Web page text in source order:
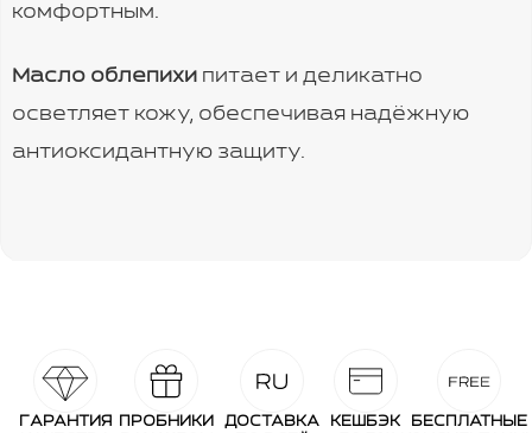
комфортным.
Масло облепихи питает и деликатно
осветляет кожу, обеспечивая надёжную
антиоксидантную защиту.
ГАРАНТИЯ
ПРОБНИКИ
ДОСТАВКА
КЕШБЭК
БЕСПЛАТНЫЕ